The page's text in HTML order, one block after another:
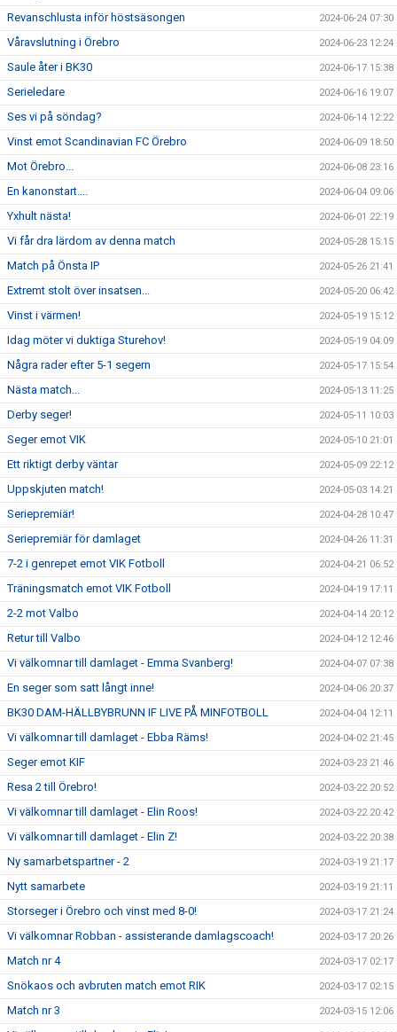
Revanschlusta inför höstsäsongen 2024-06-24 07:30
Våravslutning i Örebro 2024-06-23 12:24
Saule åter i BK30 2024-06-17 15:38
Serieledare 2024-06-16 19:07
Ses vi på söndag? 2024-06-14 12:22
Vinst emot Scandinavian FC Örebro 2024-06-09 18:50
Mot Örebro... 2024-06-08 23:16
En kanonstart.... 2024-06-04 09:06
Yxhult nästa! 2024-06-01 22:19
Vi får dra lärdom av denna match 2024-05-28 15:15
Match på Önsta IP 2024-05-26 21:41
Extremt stolt över insatsen... 2024-05-20 06:42
Vinst i värmen! 2024-05-19 15:12
Idag möter vi duktiga Sturehov! 2024-05-19 04:09
Några rader efter 5-1 segern 2024-05-17 15:54
Nästa match... 2024-05-13 11:25
Derby seger! 2024-05-11 10:03
Seger emot VIK 2024-05-10 21:01
Ett riktigt derby väntar 2024-05-09 22:12
Uppskjuten match! 2024-05-03 14:21
Seriepremiär! 2024-04-28 10:47
Seriepremiär för damlaget 2024-04-26 11:31
7-2 i genrepet emot VIK Fotboll 2024-04-21 06:52
Träningsmatch emot VIK Fotboll 2024-04-19 17:11
2-2 mot Valbo 2024-04-14 20:12
Retur till Valbo 2024-04-12 12:46
Vi välkomnar till damlaget - Emma Svanberg! 2024-04-07 07:38
En seger som satt långt inne! 2024-04-06 20:37
BK30 DAM-HÄLLBYBRUNN IF LIVE PÅ MINFOTBOLL 2024-04-04 12:11
Vi välkomnar till damlaget - Ebba Räms! 2024-04-02 21:45
Seger emot KIF 2024-03-23 21:46
Resa 2 till Örebro! 2024-03-22 20:52
Vi välkomnar till damlaget - Elin Roos! 2024-03-22 20:42
Vi välkomnar till damlaget - Elin Z! 2024-03-22 20:38
Ny samarbetspartner - 2 2024-03-19 21:17
Nytt samarbete 2024-03-19 21:11
Storseger i Örebro och vinst med 8-0! 2024-03-17 21:24
Vi välkomnar Robban - assisterande damlagscoach! 2024-03-17 20:26
Match nr 4 2024-03-17 02:17
Snökaos och avbruten match emot RIK 2024-03-17 02:15
Match nr 3 2024-03-15 12:06